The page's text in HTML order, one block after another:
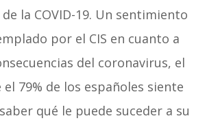
la COVID-19. Un sentimiento
por el CIS en cuanto a
del coronavirus, el
el 79% de los españoles siente
qué le puede suceder a su